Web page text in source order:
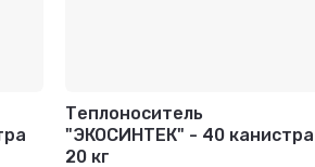
Теплоноситель
"ЭКОСИНТЕК" - 40 канистра
20 кг